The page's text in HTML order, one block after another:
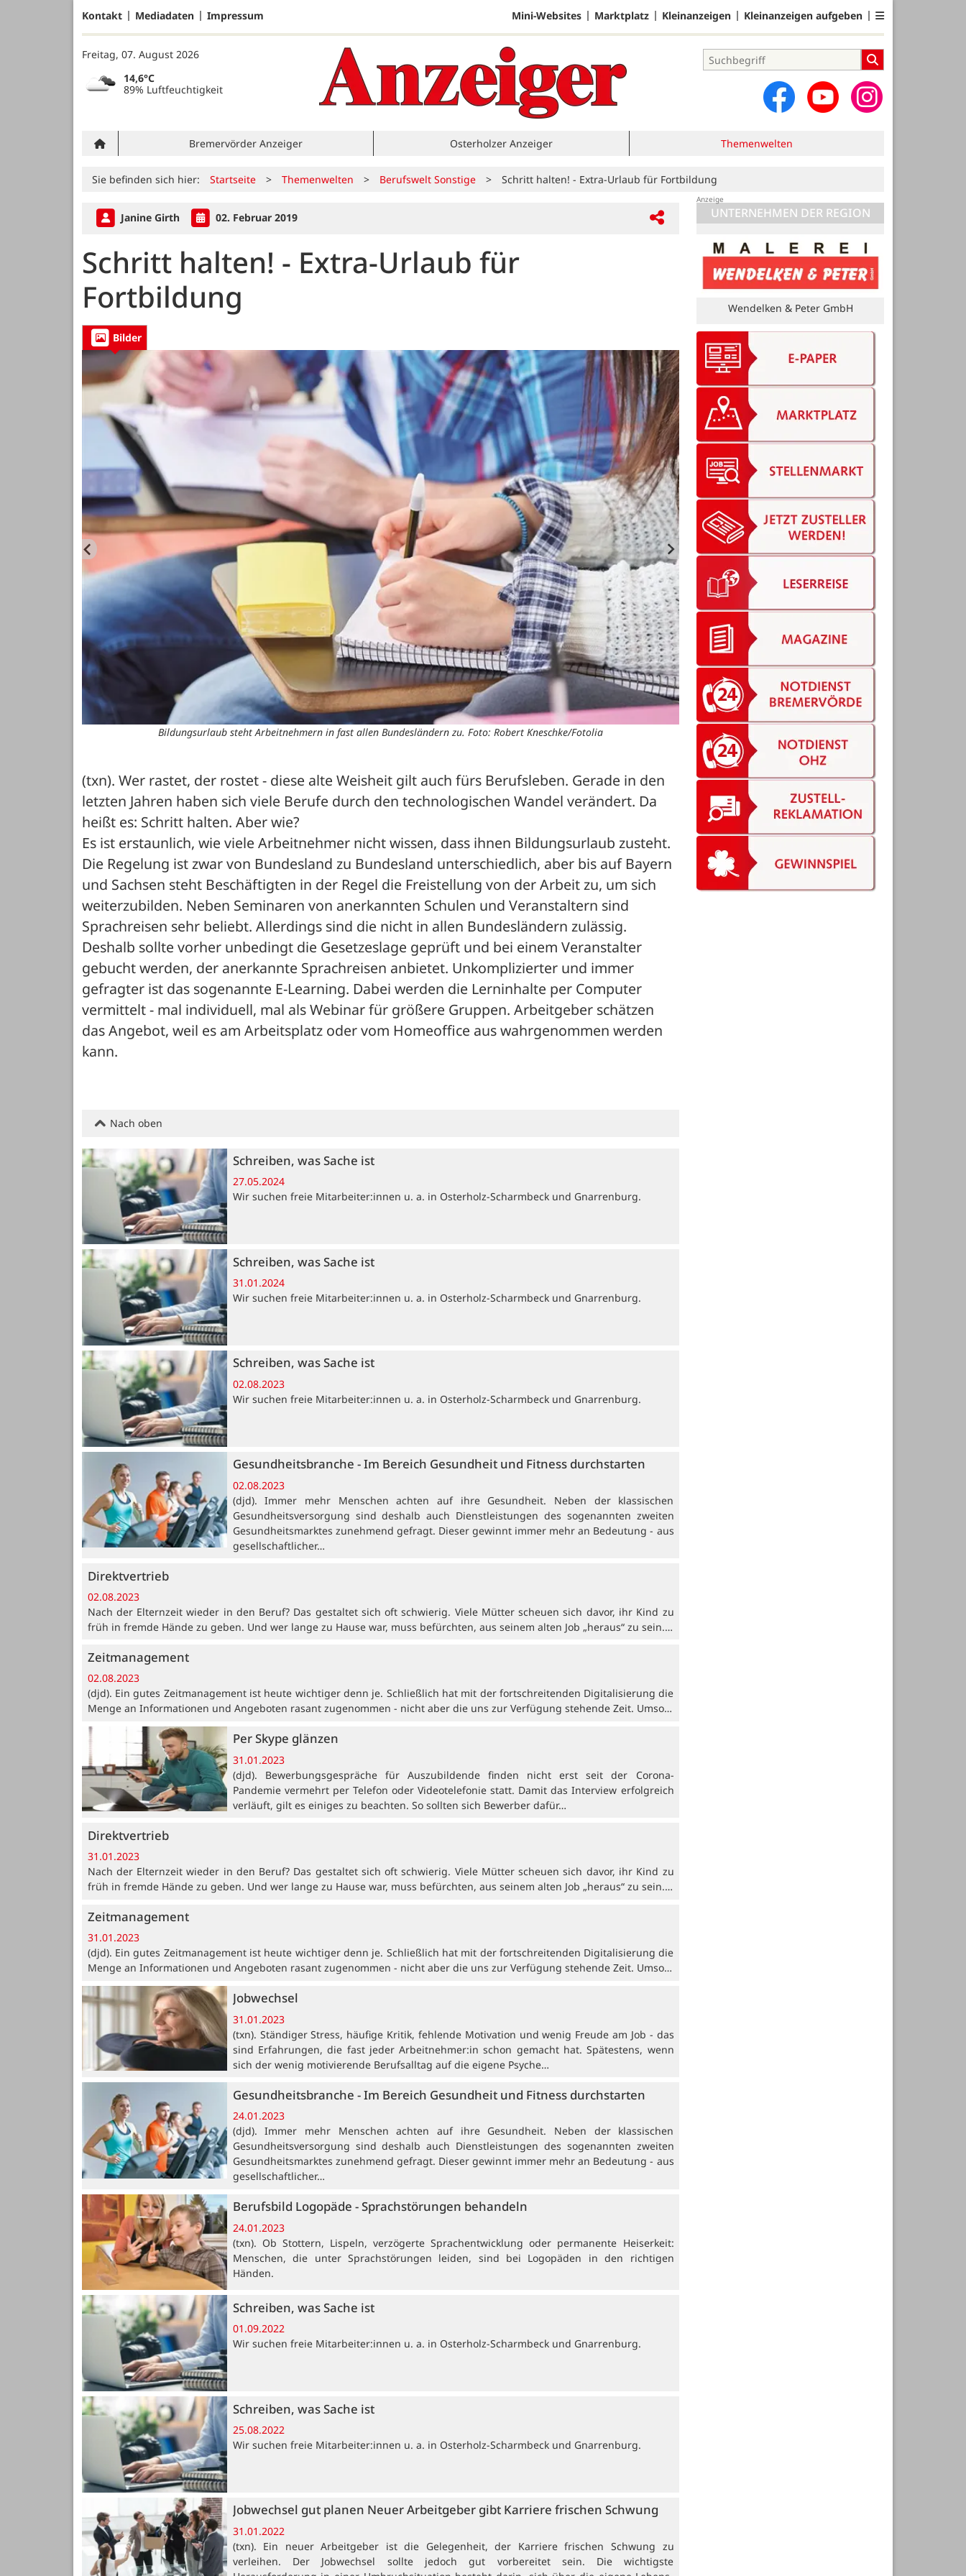
Kontakt Mediadaten Impressum Mini-Websites Marktplatz Kleinanzeigen Kleinanzeigen aufgeben
Freitag, 07. August 2026
14,6°C
89% Luftfeuchtigkeit
Bremervörder Anzeiger Osterholzer Anzeiger Themenwelten
Sie befinden sich hier: Startseite > Themenwelten > Berufswelt Sonstige > Schritt halten! - Extra-Urlaub für Fortbildung
Janine Girth 02. Februar 2019
Schritt halten! - Extra-Urlaub für
Fortbildung
Bilder
Bildungsurlaub steht Arbeitnehmern in fast allen Bundesländern zu. Foto: Robert Kneschke/Fotolia
(txn). Wer rastet, der rostet - diese alte Weisheit gilt auch fürs Berufsleben. Gerade in den
letzten Jahren haben sich viele Berufe durch den technologischen Wandel verändert. Da
heißt es: Schritt halten. Aber wie?
Es ist erstaunlich, wie viele Arbeitnehmer nicht wissen, dass ihnen Bildungsurlaub zusteht.
Die Regelung ist zwar von Bundesland zu Bundesland unterschiedlich, aber bis auf Bayern
und Sachsen steht Beschäftigten in der Regel die Freistellung von der Arbeit zu, um sich
weiterzubilden. Neben Seminaren von anerkannten Schulen und Veranstaltern sind
Sprachreisen sehr beliebt. Allerdings sind die nicht in allen Bundesländern zulässig.
Deshalb sollte vorher unbedingt die Gesetzeslage geprüft und bei einem Veranstalter
gebucht werden, der anerkannte Sprachreisen anbietet. Unkomplizierter und immer
gefragter ist das sogenannte E-Learning. Dabei werden die Lerninhalte per Computer
vermittelt - mal individuell, mal als Webinar für größere Gruppen. Arbeitgeber schätzen
das Angebot, weil es am Arbeitsplatz oder vom Homeoffice aus wahrgenommen werden
kann.
Nach oben
Schreiben, was Sache ist
27.05.2024
Wir suchen freie Mitarbeiter:innen u. a. in Osterholz-Scharmbeck und Gnarrenburg.
Schreiben, was Sache ist
31.01.2024
Wir suchen freie Mitarbeiter:innen u. a. in Osterholz-Scharmbeck und Gnarrenburg.
Schreiben, was Sache ist
02.08.2023
Wir suchen freie Mitarbeiter:innen u. a. in Osterholz-Scharmbeck und Gnarrenburg.
Gesundheitsbranche - Im Bereich Gesundheit und Fitness durchstarten
02.08.2023
(djd). Immer mehr Menschen achten auf ihre Gesundheit. Neben der klassischen
Gesundheitsversorgung sind deshalb auch Dienstleistungen des sogenannten zweiten
Gesundheitsmarktes zunehmend gefragt. Dieser gewinnt immer mehr an Bedeutung - aus
gesellschaftlicher…
Direktvertrieb
02.08.2023
Nach der Elternzeit wieder in den Beruf? Das gestaltet sich oft schwierig. Viele Mütter scheuen sich davor, ihr Kind zu
früh in fremde Hände zu geben. Und wer lange zu Hause war, muss befürchten, aus seinem alten Job „heraus“ zu sein.…
Zeitmanagement
02.08.2023
(djd). Ein gutes Zeitmanagement ist heute wichtiger denn je. Schließlich hat mit der fortschreitenden Digitalisierung die
Menge an Informationen und Angeboten rasant zugenommen - nicht aber die uns zur Verfügung stehende Zeit. Umso…
Per Skype glänzen
31.01.2023
(djd). Bewerbungsgespräche für Auszubildende finden nicht erst seit der Corona-
Pandemie vermehrt per Telefon oder Videotelefonie statt. Damit das Interview erfolgreich
verläuft, gilt es einiges zu beachten. So sollten sich Bewerber dafür…
Direktvertrieb
31.01.2023
Nach der Elternzeit wieder in den Beruf? Das gestaltet sich oft schwierig. Viele Mütter scheuen sich davor, ihr Kind zu
früh in fremde Hände zu geben. Und wer lange zu Hause war, muss befürchten, aus seinem alten Job „heraus“ zu sein.…
Zeitmanagement
31.01.2023
(djd). Ein gutes Zeitmanagement ist heute wichtiger denn je. Schließlich hat mit der fortschreitenden Digitalisierung die
Menge an Informationen und Angeboten rasant zugenommen - nicht aber die uns zur Verfügung stehende Zeit. Umso…
Jobwechsel
31.01.2023
(txn). Ständiger Stress, häufige Kritik, fehlende Motivation und wenig Freude am Job - das
sind Erfahrungen, die fast jeder Arbeitnehmer:in schon gemacht hat. Spätestens, wenn
sich der wenig motivierende Berufsalltag auf die eigene Psyche…
Gesundheitsbranche - Im Bereich Gesundheit und Fitness durchstarten
24.01.2023
(djd). Immer mehr Menschen achten auf ihre Gesundheit. Neben der klassischen
Gesundheitsversorgung sind deshalb auch Dienstleistungen des sogenannten zweiten
Gesundheitsmarktes zunehmend gefragt. Dieser gewinnt immer mehr an Bedeutung - aus
gesellschaftlicher…
Berufsbild Logopäde - Sprachstörungen behandeln
24.01.2023
(txn). Ob Stottern, Lispeln, verzögerte Sprachentwicklung oder permanente Heiserkeit:
Menschen, die unter Sprachstörungen leiden, sind bei Logopäden in den richtigen
Händen.
Schreiben, was Sache ist
01.09.2022
Wir suchen freie Mitarbeiter:innen u. a. in Osterholz-Scharmbeck und Gnarrenburg.
Schreiben, was Sache ist
25.08.2022
Wir suchen freie Mitarbeiter:innen u. a. in Osterholz-Scharmbeck und Gnarrenburg.
Jobwechsel gut planen Neuer Arbeitgeber gibt Karriere frischen Schwung
31.01.2022
(txn). Ein neuer Arbeitgeber ist die Gelegenheit, der Karriere frischen Schwung zu
verleihen. Der Jobwechsel sollte jedoch gut vorbereitet sein. Die wichtigste
UNTERNEHMEN DER REGION
Dirk Tweitmann